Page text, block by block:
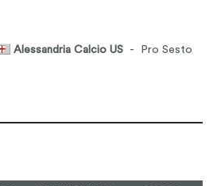
Alessandria Calcio US - Pro Sesto